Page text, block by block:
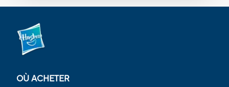
OÙ ACHETER